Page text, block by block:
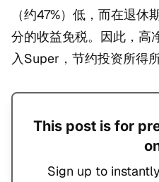
（约47%）低，而在退
分的收益免税。因此，高
入Super，节约投资所得
This post is for
Sign up to